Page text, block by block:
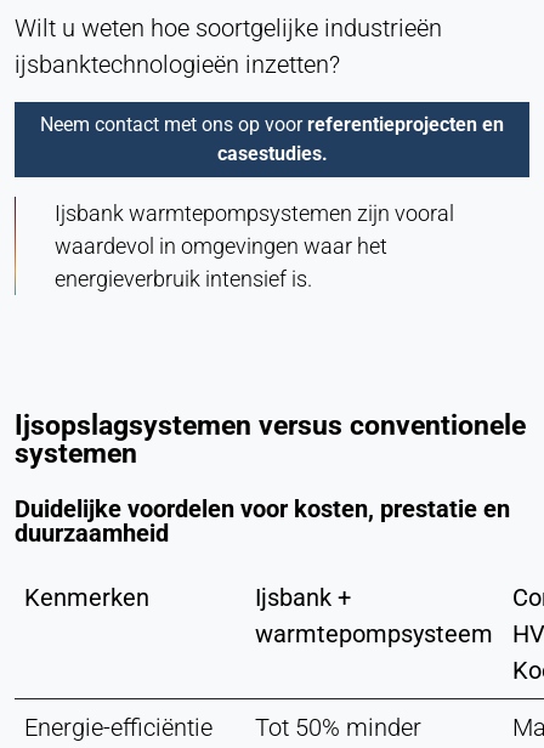
Wilt u weten hoe soortgelijke industrieën
ijsbanktechnologieën inzetten?
Neem contact met ons op voorreferentieprojecten en
casestudies.
Ijsbank warmtepompsystemen zijn vooral
waardevol in omgevingen waar het
energieverbruik intensief is.
Ijsopslagsystemen versus conventionele
systemen
Duidelijke voordelen voor kosten, prestatie en
duurzaamheid
Kenmerken
Ijsbank +
warmtepompsysteem
Energie-efficiëntie
Tot 50% minder